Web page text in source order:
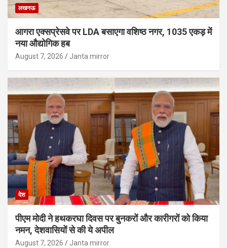
लखनऊ
आगरा एक्सप्रेसवे पर LDA बसाएगा वशिष्ठ नगर, 1035 एकड़ में
नया औद्योगिक हब
August 7, 2026 Janta mirror
देश
पीएम मोदी ने हथकरघा दिवस पर बुनकरों और कारीगरों को किया
नमन, देशवासियों से की ये अपील
August 7, 2026 Janta mirror